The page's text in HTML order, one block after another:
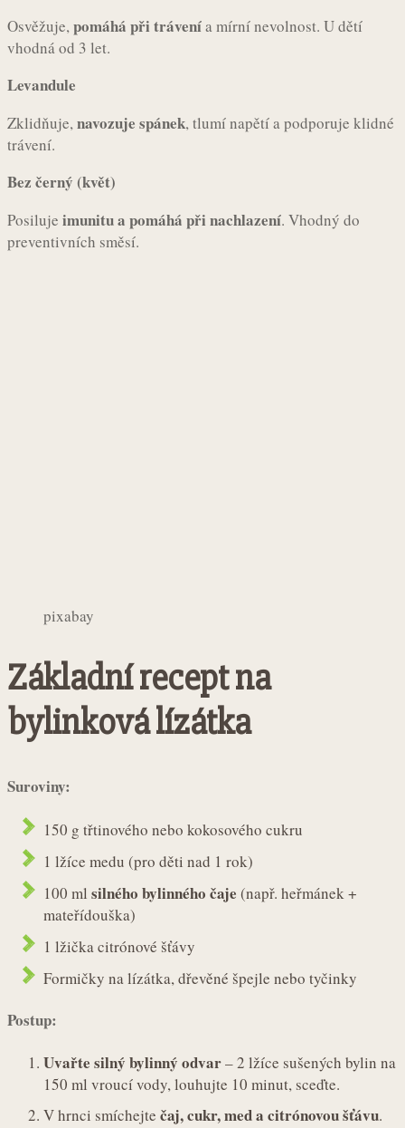
Osvěžuje, pomáhá při trávenía mírní nevolnost. U dětí
vhodná od 3 let.
Levandule
Zklidňuje, navozuje spánek, tlumí napětí a podporuje klidné
trávení.
Bez černý (květ)
Posiluje imunitu a pomáhá při nachlazení. Vhodný do
preventivních směsí.
pixabay
Základní recept na
bylinková lízátka
Suroviny:
150 g třtinového nebo kokosového cukru
1 lžíce medu (pro děti nad 1 rok)
100 ml silného bylinného čaje (např. heřmánek +
mateřídouška)
1 lžička citrónové šťávy
Formičky na lízátka, dřevěné špejle nebo tyčinky
Postup:
Uvařte silný bylinný odvar– 2 lžíce sušených bylin na
150 ml vroucí vody, louhujte 10 minut, sceďte.
V hrnci smíchejte čaj, cukr, med a citrónovou šťávu.